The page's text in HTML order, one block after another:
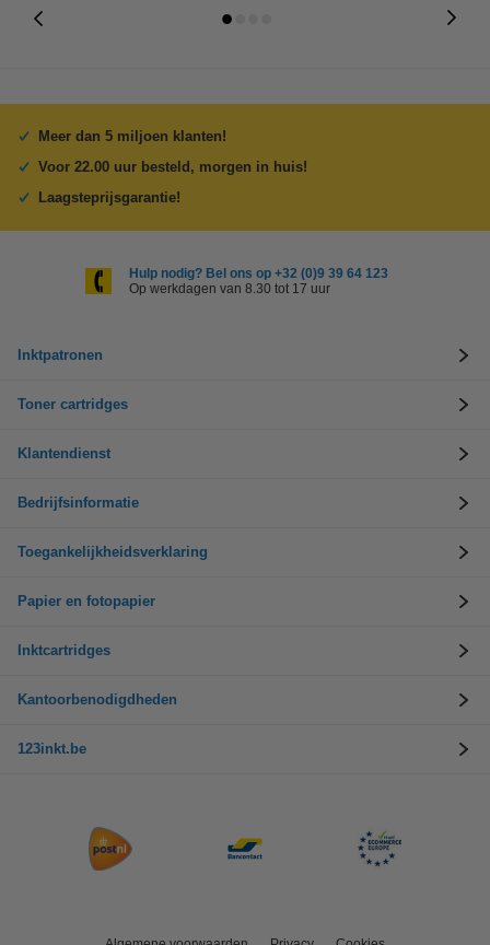
Meer dan 5 miljoen klanten!
Voor 22.00 uur besteld, morgen in huis!
Laagsteprijsgarantie!
Hulp nodig? Bel ons op +32 (0)9 39 64 123
Op werkdagen van 8.30 tot 17 uur
Inktpatronen
Toner cartridges
Klantendienst
Bedrijfsinformatie
Toegankelijkheidsverklaring
Papier en fotopapier
Inktcartridges
Kantoorbenodigdheden
123inkt.be